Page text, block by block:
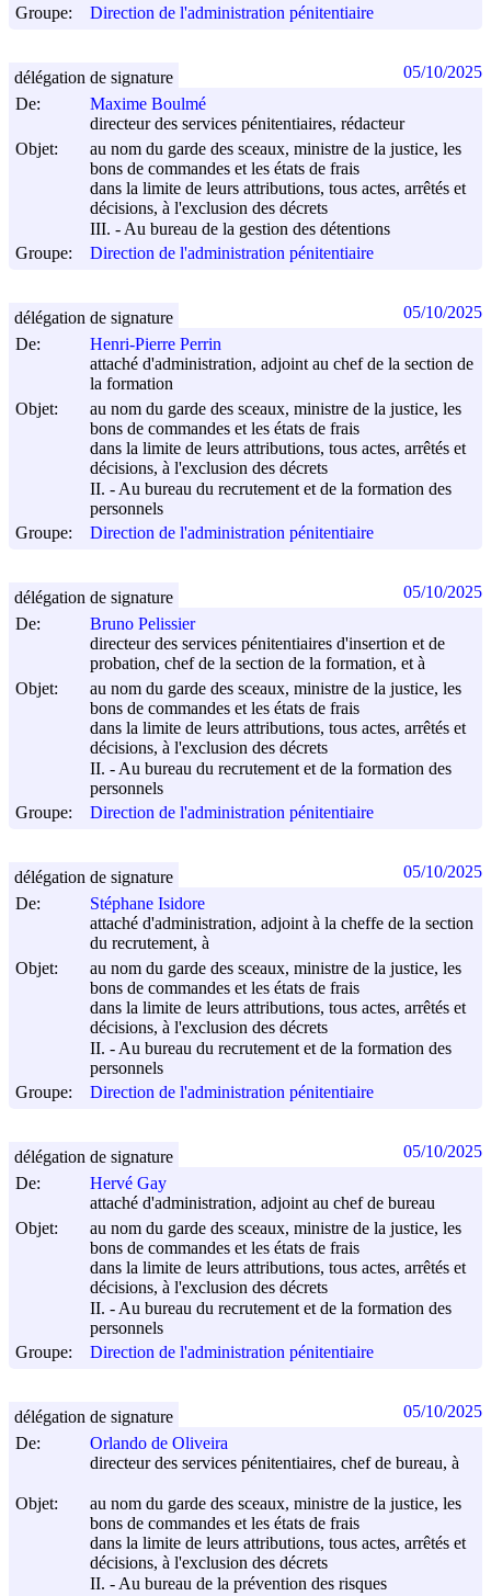
Groupe:
Direction de l'administration pénitentiaire
De:
Maxime Boulmé
directeur des services pénitentiaires, rédacteur
Objet:
au nom du garde des sceaux, ministre de la justice, les
bons de commandes et les états de frais
dans la limite de leurs attributions, tous actes, arrêtés et
décisions, à l'exclusion des décrets
III. - Au bureau de la gestion des détentions
Groupe:
Direction de l'administration pénitentiaire
délégation de signature 05/10/2025
De:
Henri-Pierre Perrin
attaché d'administration, adjoint au chef de la section de
la formation
Objet:
au nom du garde des sceaux, ministre de la justice, les
bons de commandes et les états de frais
dans la limite de leurs attributions, tous actes, arrêtés et
décisions, à l'exclusion des décrets
II. - Au bureau du recrutement et de la formation des
personnels
Groupe:
Direction de l'administration pénitentiaire
délégation de signature 05/10/2025
De:
Bruno Pelissier
directeur des services pénitentiaires d'insertion et de
probation, chef de la section de la formation, et à
Objet:
au nom du garde des sceaux, ministre de la justice, les
bons de commandes et les états de frais
dans la limite de leurs attributions, tous actes, arrêtés et
décisions, à l'exclusion des décrets
II. - Au bureau du recrutement et de la formation des
personnels
Groupe:
Direction de l'administration pénitentiaire
délégation de signature 05/10/2025
De:
Stéphane Isidore
attaché d'administration, adjoint à la cheffe de la section
du recrutement, à
Objet:
au nom du garde des sceaux, ministre de la justice, les
bons de commandes et les états de frais
dans la limite de leurs attributions, tous actes, arrêtés et
décisions, à l'exclusion des décrets
II. - Au bureau du recrutement et de la formation des
personnels
Groupe:
Direction de l'administration pénitentiaire
délégation de signature 05/10/2025
De:
Hervé Gay
attaché d'administration, adjoint au chef de bureau
Objet:
au nom du garde des sceaux, ministre de la justice, les
bons de commandes et les états de frais
dans la limite de leurs attributions, tous actes, arrêtés et
décisions, à l'exclusion des décrets
II. - Au bureau du recrutement et de la formation des
personnels
Groupe:
Direction de l'administration pénitentiaire
délégation de signature 05/10/2025
De:
Orlando de Oliveira
directeur des services pénitentiaires, chef de bureau, à
Objet:
au nom du garde des sceaux, ministre de la justice, les
bons de commandes et les états de frais
dans la limite de leurs attributions, tous actes, arrêtés et
décisions, à l'exclusion des décrets
II. - Au bureau de la prévention des risques
délégation de signature 05/10/2025